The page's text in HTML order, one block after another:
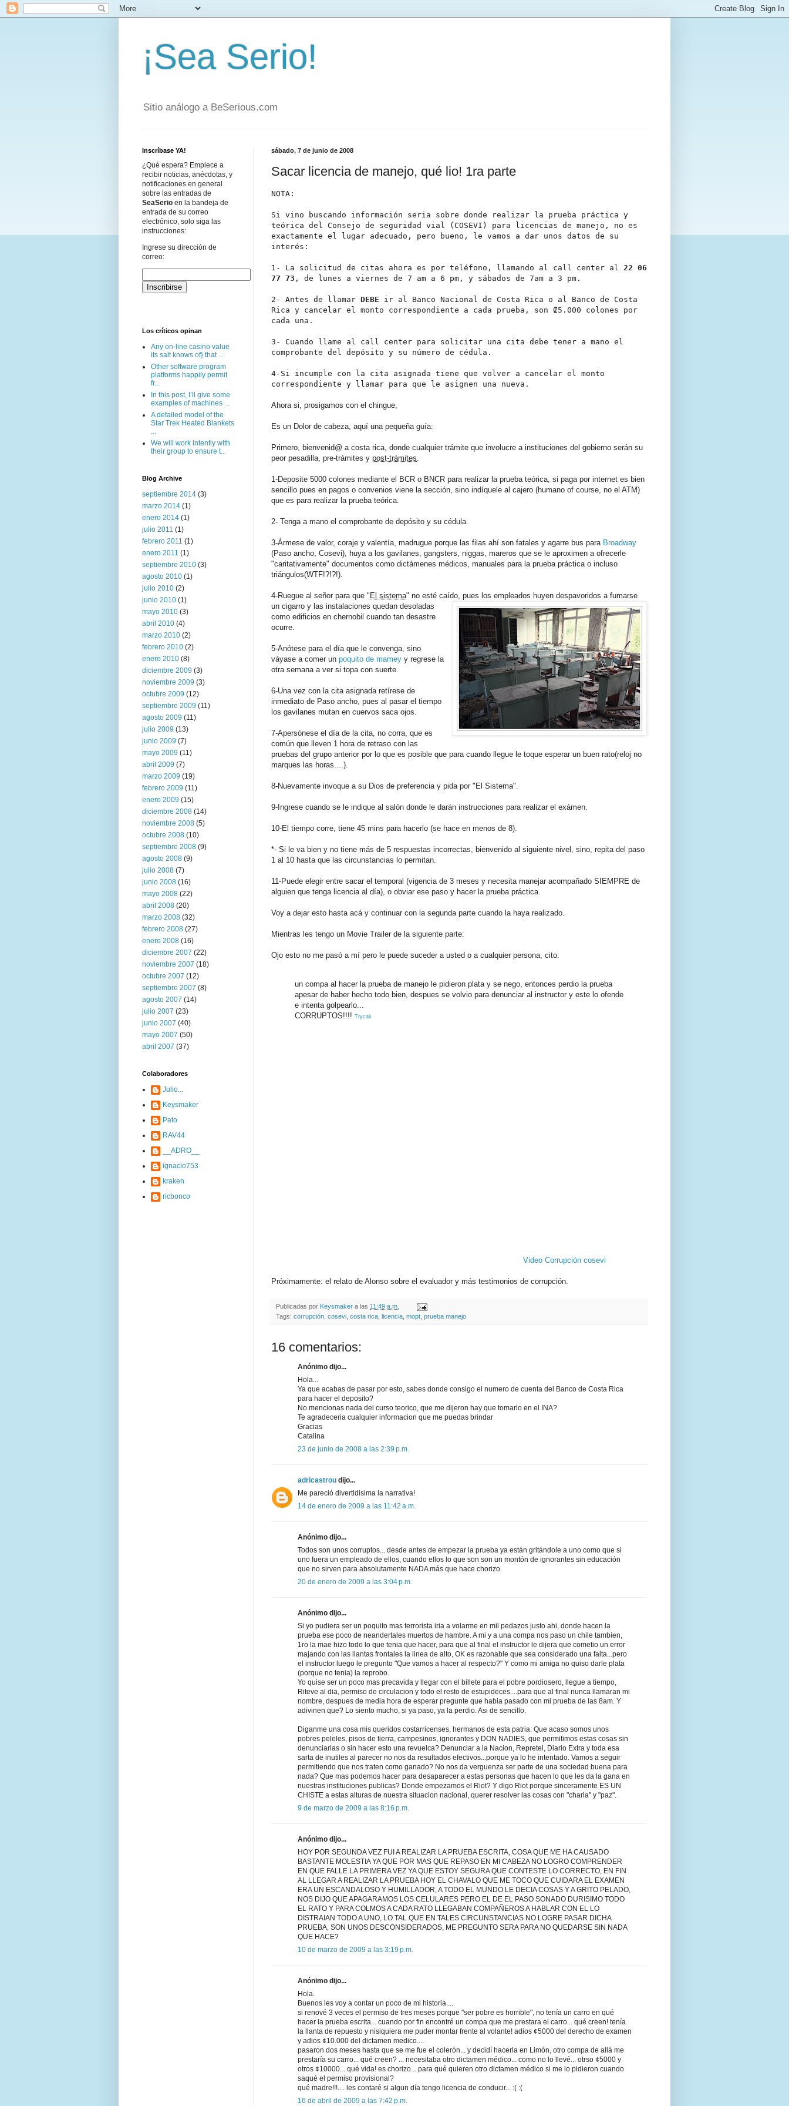
¡Sea Serio!
Sitio análogo a BeSerious.com
sábado, 7 de junio de 2008
Sacar licencia de manejo, qué lio! 1ra parte
NOTA:
Si vino buscando información seria sobre donde realizar la prueba práctica y
teórica del Consejo de seguridad vial (COSEVI) para licencias de manejo, no es
exactamente el lugar adecuado, pero bueno, le vamos a dar unos datos de su
interés:
1- La solicitud de citas ahora es por teléfono, llamando al call center al 22 06
77 73 , de lunes a viernes de 7 am a 6 pm, y sábados de 7am a 3 pm.
2- Antes de llamar DEBE ir al Banco Nacional de Costa Rica o al Banco de Costa
Rica y cancelar el monto correspondiente a cada prueba, son ₡5.000 colones por
cada una.
3- Cuando llame al call center para solicitar una cita debe tener a mano el
comprobante del depósito y su número de cédula.
4-Si incumple con la cita asignada tiene que volver a cancelar el monto
correspondiente y llamar para que le asignen una nueva.
Ahora si, prosigamos con el chingue,
Es un Dolor de cabeza, aquí una pequeña guía:
Primero, bienvenid@ a costa rica, donde cualquier trámite que involucre a instituciones del gobierno serán su
peor pesadilla, pre-trámites y post-trámites.
1-Deposite 5000 colones mediante el BCR o BNCR para realizar la prueba teórica, si paga por internet es bien
sencillo pues en pagos o convenios viene la sección, sino indíquele al cajero (humano of course, no el ATM)
que es para realizar la prueba teórica.
2- Tenga a mano el comprobante de depósito y su cédula.
3-Ármese de valor, coraje y valentía, madrugue porque las filas ahí son fatales y agarre bus para Broadway
(Paso ancho, Cosevi), huya a los gavilanes, gangsters, niggas, mareros que se le aproximen a ofrecerle
"caritativamente" documentos como dictámenes médicos, manuales para la prueba práctica o incluso
triángulos(WTF!?!?!).
4-Ruegue al señor para que " El sistema" no esté caído, pues los empleados huyen despavoridos a fumarse
un cigarro y las instalaciones quedan desoladas
como edificios en chernobil cuando tan desastre
ocurre.
5-Anótese para el día que le convenga, sino
váyase a comer un poquito de mamey y regrese la
otra semana a ver si topa con suerte.
6-Una vez con la cita asignada retírese de
inmediato de Paso ancho, pues al pasar el tiempo
los gavilanes mutan en cuervos saca ojos.
7-Apersónese el día de la cita, no corra, que es
común que lleven 1 hora de retraso con las
pruebas del grupo anterior por lo que es posible que para cuando llegue le toque esperar un buen rato(reloj no
marques las horas....).
8-Nuevamente invoque a su Dios de preferencia y pida por "El Sistema".
9-Ingrese cuando se le indique al salón donde le darán instrucciones para realizar el exámen.
10-El tiempo corre, tiene 45 mins para hacerlo (se hace en menos de 8).
*- Si le va bien y no tiene más de 5 respuestas incorrectas, bienvenido al siguiente nivel, sino, repita del paso
1 al 10 hasta que las circunstancias lo permitan.
11-Puede elegir entre sacar el temporal (vigencia de 3 meses y necesita manejar acompañado SIEMPRE de
alguien que tenga licencia al día), o obviar ese paso y hacer la prueba práctica.
Voy a dejar esto hasta acá y continuar con la segunda parte cuando la haya realizado.
Mientras les tengo un Movie Trailer de la siguiente parte:
Ojo esto no me pasó a mí pero le puede suceder a usted o a cualquier persona, cito:
un compa al hacer la prueba de manejo le pidieron plata y se nego, entonces perdio la prueba
apesar de haber hecho todo bien, despues se volvio para denunciar al instructor y este lo ofende
e intenta golpearlo...
CORRUPTOS!!!! Trycak
Video Corrupción cosevi
Próximamente: el relato de Alonso sobre el evaluador y más testimonios de corrupción.
Publicadas por Keysmaker a las 11:49 a.m.
Tags: corrupción, cosevi, costa rica, licencia, mopt, prueba manejo
16 comentarios:
Anónimo dijo...
Hola...
Ya que acabas de pasar por esto, sabes donde consigo el numero de cuenta del Banco de Costa Rica
para hacer el deposito?
No mencionas nada del curso teorico, que me dijeron hay que tomarlo en el INA?
Te agradeceria cualquier informacion que me puedas brindar
Gracias
Catalina
23 de junio de 2008 a las 2:39 p.m.
adricastrou dijo...
Me pareció divertidisima la narrativa!
14 de enero de 2009 a las 11:42 a.m.
Anónimo dijo...
Todos son unos corruptos... desde antes de empezar la prueba ya están gritándole a uno como que si
uno fuera un empleado de ellos, cuando ellos lo que son son un montón de ignorantes sin educación
que no sirven para absolutamente NADA más que hace chorizo
20 de enero de 2009 a las 3:04 p.m.
Anónimo dijo...
Si yo pudiera ser un poquito mas terrorista iria a volarme en mil pedazos justo ahi, donde hacen la
prueba ese poco de neandertales muertos de hambre. A mi y a una compa nos paso un chile tambien,
1ro la mae hizo todo lo que tenia que hacer, para que al final el instructor le dijera que cometio un error
majando con las llantas frontales la linea de alto, OK es razonable que sea considerado una falta...pero
el instructor luego le pregunto "Que vamos a hacer al respecto?" Y como mi amiga no quiso darle plata
(porque no tenia) la reprobo.
Yo quise ser un poco mas precavida y llegar con el billete para el pobre pordiosero, llegue a tiempo,
Riteve al dia, permiso de circulacion y todo el resto de estupideces....para que al final nunca llamaran mi
nombre, despues de media hora de esperar pregunte que habia pasado con mi prueba de las 8am. Y
adivinen que? Lo siento mucho, si ya paso, ya la perdio. Asi de sencillo.
Diganme una cosa mis queridos costarricenses, hermanos de esta patria: Que acaso somos unos
pobres peleles, pisos de tierra, campesinos, ignorantes y DON NADIES, que permitimos estas cosas sin
denunciarlas o sin hacer esto una revuelca? Denunciar a la Nacion, Repretel, Diario Extra y toda esa
sarta de inutiles al parecer no nos da resultados efectivos...porque ya lo he intentado. Vamos a seguir
permitiendo que nos traten como ganado? No nos da verguenza ser parte de una sociedad buena para
nada? Que mas podemos hacer para desaparecer a estas personas que hacen lo que les da la gana en
nuestras instituciones publicas? Donde empezamos el Riot? Y digo Riot porque sinceramente ES UN
CHISTE a estas alturas de nuestra situacion nacional, querer resolver las cosas con "charla" y "paz".
9 de marzo de 2009 a las 8:16 p.m.
Anónimo dijo...
HOY POR SEGUNDA VEZ FUI A REALIZAR LA PRUEBA ESCRITA, COSA QUE ME HA CAUSADO
BASTANTE MOLESTIA YA QUE POR MAS QUE REPASO EN MI CABEZA NO LOGRO COMPRENDER
EN QUE FALLE LA PRIMERA VEZ YA QUE ESTOY SEGURA QUE CONTESTE LO CORRECTO, EN FIN
AL LLEGAR A REALIZAR LA PRUEBA HOY EL CHAVALO QUE ME TOCO QUE CUIDARA EL EXAMEN
ERA UN ESCANDALOSO Y HUMILLADOR, A TODO EL MUNDO LE DECIA COSAS Y A GRITO PELADO,
NOS DIJO QUE APAGARAMOS LOS CELULARES PERO EL DE EL PASO SONADO DURISIMO TODO
EL RATO Y PARA COLMOS A CADA RATO LLEGABAN COMPAÑEROS A HABLAR CON EL LO
DISTRAIAN TODO A UNO, LO TAL QUE EN TALES CIRCUNSTANCIAS NO LOGRE PASAR DICHA
PRUEBA, SON UNOS DESCONSIDERADOS, ME PREGUNTO SERA PARA NO QUEDARSE SIN NADA
QUE HACE?
10 de marzo de 2009 a las 3:19 p.m.
Anónimo dijo...
Hola.
Buenos les voy a contar un poco de mi historia....
si renové 3 veces el permiso de tres meses porque "ser pobre es horrible", no tenía un carro en qué
hacer la prueba escrita... cuando por fin encontré un compa que me prestara el carro... qué creen! tenía
la llanta de repuesto y nisiquiera me puder montar frente al volante! adios ¢5000 del derecho de examen
y adios ¢10.000 del dictamen medico....
pasaron dos meses hasta que se me fue el colerón... y decidí hacerla en Limón, otro compa de allá me
prestaría su carro... qué creen? ... necesitaba otro dictamen médico... como no lo llevé... otrso ¢5000 y
otros ¢10000... qué vida! es chorizo... para qué quieren otro dictamen médico si me lo pidieron cuando
saqué el permiso provisional?
qué madre!!!.... les contaré si algun día tengo licencia de conducir... :( :(
16 de abril de 2009 a las 7:42 p.m.
Inscríbase YA!
¿Qué espera? Empiece a
recibir noticias, anécdotas, y
notificaciones en general
sobre las entradas de
SeaSerio en la bandeja de
entrada de su correo
electrónico, solo siga las
instrucciones:
Ingrese su dirección de
correo:
Los críticos opinan
Any on-line casino value
its salt knows of} that ...
Other software program
platforms happily permit
fr...
In this post, I’ll give some
examples of machines ...
A detailed model of the
Star Trek Heated Blankets
...
We will work intently with
their group to ensure t...
Blog Archive
septiembre 2014 (3)
marzo 2014 (1)
enero 2014 (1)
julio 2011 (1)
febrero 2011 (1)
enero 2011 (1)
septiembre 2010 (3)
agosto 2010 (1)
julio 2010 (2)
junio 2010 (1)
mayo 2010 (3)
abril 2010 (4)
marzo 2010 (2)
febrero 2010 (2)
enero 2010 (8)
diciembre 2009 (3)
noviembre 2009 (3)
octubre 2009 (12)
septiembre 2009 (11)
agosto 2009 (11)
julio 2009 (13)
junio 2009 (7)
mayo 2009 (11)
abril 2009 (7)
marzo 2009 (19)
febrero 2009 (11)
enero 2009 (15)
diciembre 2008 (14)
noviembre 2008 (5)
octubre 2008 (10)
septiembre 2008 (9)
agosto 2008 (9)
julio 2008 (7)
junio 2008 (16)
mayo 2008 (22)
abril 2008 (20)
marzo 2008 (32)
febrero 2008 (27)
enero 2008 (16)
diciembre 2007 (22)
noviembre 2007 (18)
octubre 2007 (12)
septiembre 2007 (8)
agosto 2007 (14)
julio 2007 (23)
junio 2007 (40)
mayo 2007 (50)
abril 2007 (37)
Colaboradores
Julio...
Keysmaker
Pato
RAV44
__ADRO__
ignacio753
kraken
ricbonco